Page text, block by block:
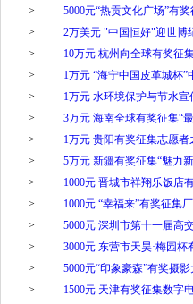
>
5000元“热贡文化广场”有
>
2万美元 "中国恒好"迎世博
>
10万元 杭州向全球有奖征
>
1万元 “海宁中国皮革城杯
>
1万元 水环境保护与节水
>
3万元 海南全球有奖征集“
>
1万元 贵阳有奖征集志愿者
>
5万元 新疆有奖征集“魅力
>
1000元 晋城市祥翔乐饭店
>
1000元 “幸福来”有奖征集
>
5000元 深圳市第十一届高
>
3000元 东营市天昊·梅园
>
5000元“印象豪森”有奖摄
>
1500元 天津有奖征集数字